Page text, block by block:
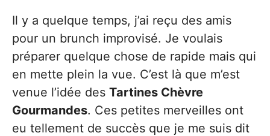
Il y a quelque temps, j’ai reçu des amis
pour un brunch improvisé. Je voulais
préparer quelque chose de rapide mais qui
en mette plein la vue. C’est là que m’est
venue l’idée des Tartines Chèvre
Gourmandes. Ces petites merveilles ont
eu tellement de succès que je me suis dit